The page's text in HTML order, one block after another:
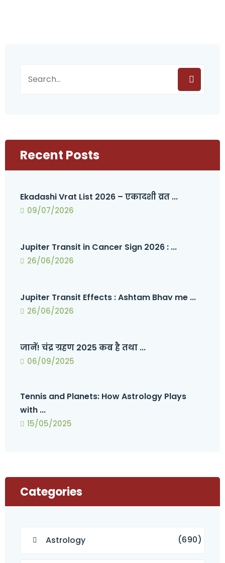
Recent Posts
Ekadashi Vrat List 2026 – एकादशी व्रत ...
09/07/2026
Jupiter Transit in Cancer Sign 2026 : ...
26/06/2026
Jupiter Transit Effects : Ashtam Bhav me ...
26/06/2026
जानें! चंद्र ग्रहण 2025 कब है तथा ...
06/09/2025
Tennis and Planets: How Astrology Plays
with ...
15/05/2025
Categories
Astrology (690)